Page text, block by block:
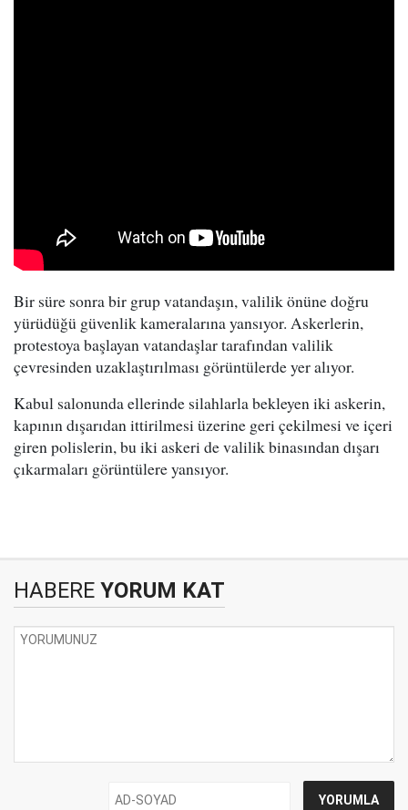
Bir süre sonra bir grup vatandaşın, valilik önüne doğru
yürüdüğü güvenlik kameralarına yansıyor. Askerlerin,
protestoya başlayan vatandaşlar tarafından valilik
çevresinden uzaklaştırılması görüntülerde yer alıyor.
Kabul salonunda ellerinde silahlarla bekleyen iki askerin,
kapının dışarıdan ittirilmesi üzerine geri çekilmesi ve içeri
giren polislerin, bu iki askeri de valilik binasından dışarı
çıkarmaları görüntülere yansıyor.
HABERE YORUM KAT